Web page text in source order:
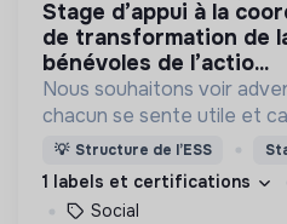
stage d’appui à la coordination du projet
de transformation de
bénévoles de l’actio...
Nous souhaitons voir
chacun se sente utile et
nous proposons des
d’engagement innovants
💡 Structure de l’ESS
1 labels et certifications
Social